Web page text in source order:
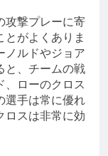
攻撃プレーに寄
がよくありま
ノルドやジョア
と、チームの戦
、ローのクロス
選手は常に優れ
ロスは非常に効